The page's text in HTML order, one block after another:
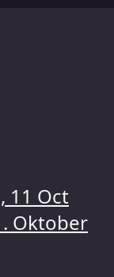
11 Oct
Oktober